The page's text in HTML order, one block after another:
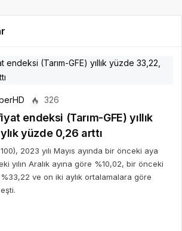
326
endeksi (Tarım-GFE) yıllık
yüzde 0,26 arttı
2023 yılı Mayıs ayında bir önceki aya
yılın Aralık ayına göre %10,02, bir önceki
%33,22 ve on iki aylık ortalamalara göre